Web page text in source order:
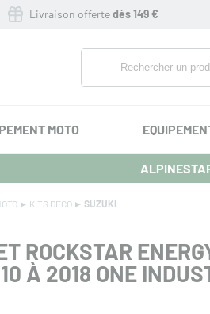
Livraison offertedès 149 €
MOTO
KITS DÉCO SUZUKI
ROCKSTAR
À 2018 ONE